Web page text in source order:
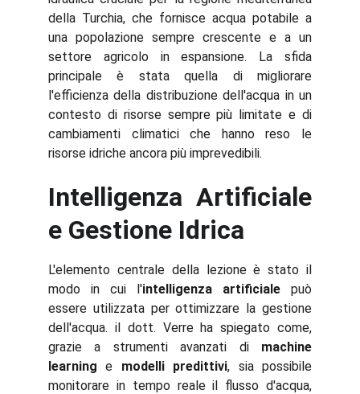
della Turchia, che fornisce acqua potabile a
una popolazione sempre crescente e a un
settore agricolo in espansione. La sfida
principale è stata quella di migliorare
l'efficienza della distribuzione dell'acqua in un
contesto di risorse sempre più limitate e di
cambiamenti climatici che hanno reso le
risorse idriche ancora più imprevedibili.
Intelligenza Artificiale
e Gestione Idrica
L'elemento centrale della lezione è stato il
modo in cui l'intelligenza artificiale può
essere utilizzata per ottimizzare la gestione
dell'acqua. il dott. Verre ha spiegato come,
grazie a strumenti avanzati di machine
learning e modelli predittivi, sia possibile
monitorare in tempo reale il flusso d'acqua,